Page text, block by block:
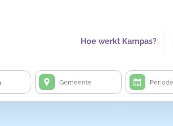
Hoe werkt Kampas?